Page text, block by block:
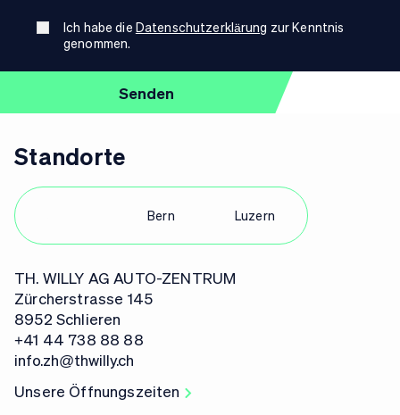
Ich habe die Datenschutzerklärung zur Kenntnis
genommen.
Standorte
Bern Luzern
TH. WILLY AG AUTO-ZENTRUM
Zürcherstrasse 145
8952 Schlieren
+41 44 738 88 88
info.zh@thwilly.ch
Unsere Öffnungszeiten